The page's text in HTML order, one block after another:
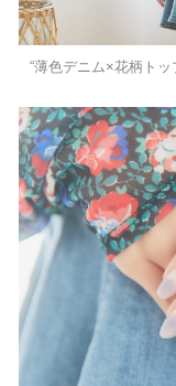
“薄色デニム×花柄ト